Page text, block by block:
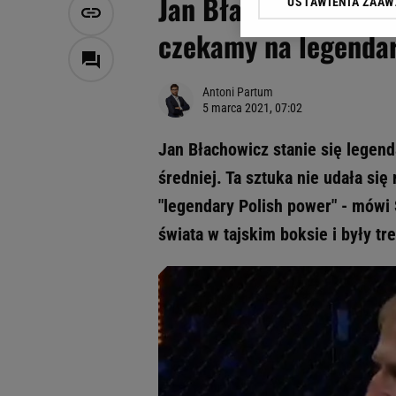
Jan Błachowicz
czekamy na
Antoni Partum
5 marca 2021, 07:02
Jan Błachowicz stanie się
średniej. Ta sztuka nie udała
"legendary Polish power" -
świata w tajskim boksie i były
Klikając „Akceptuję”
Zaufanych Partnerów i
dotyczące plików
odnośnik „Ustawienia
My, nasi Zaufani
Przechowywanie
badnie odbiorców i